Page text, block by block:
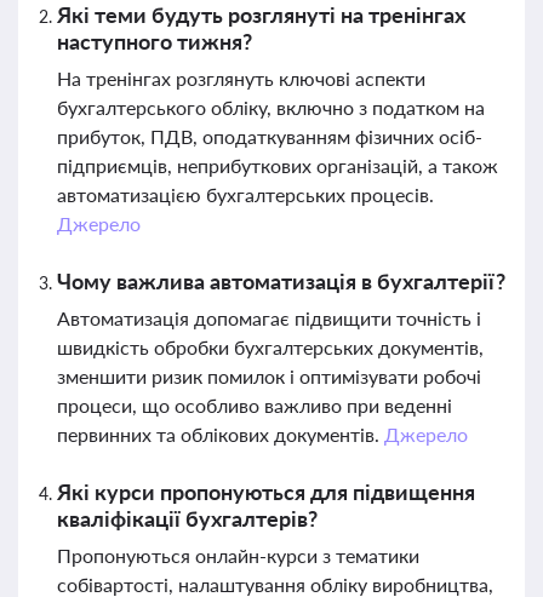
Які теми будуть розглянуті на тренінгах
наступного тижня?
На тренінгах розглянуть ключові аспекти
бухгалтерського обліку, включно з податком на
прибуток, ПДВ, оподаткуванням фізичних осіб-
підприємців, неприбуткових організацій, а також
автоматизацією бухгалтерських процесів.
Джерело
Чому важлива автоматизація в бухгалтерії?
Автоматизація допомагає підвищити точність і
швидкість обробки бухгалтерських документів,
зменшити ризик помилок і оптимізувати робочі
процеси, що особливо важливо при веденні
первинних та облікових документів. Джерело
Які курси пропонуються для підвищення
кваліфікації бухгалтерів?
Пропонуються онлайн-курси з тематики
собівартості, налаштування обліку виробництва,